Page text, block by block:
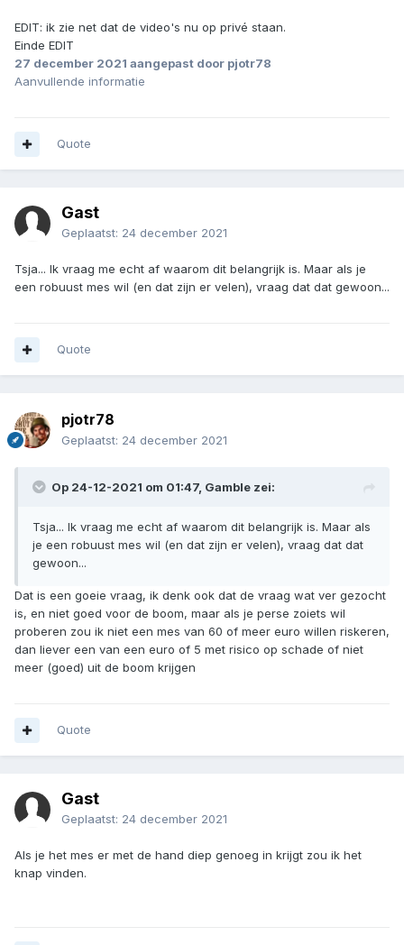
EDIT: ik zie net dat de video's nu op privé staan.
Einde EDIT
27 december 2021 aangepast door pjotr78
Aanvullende informatie
Quote
Gast
Geplaatst: 24 december 2021
Tsja... Ik vraag me echt af waarom dit belangrijk is. Maar als je
een robuust mes wil (en dat zijn er velen), vraag dat dat gewoon...
Quote
pjotr78
Geplaatst: 24 december 2021
Op 24-12-2021 om 01:47, Gamble zei:
Tsja... Ik vraag me echt af waarom dit belangrijk is. Maar als
je een robuust mes wil (en dat zijn er velen), vraag dat dat
gewoon...
Dat is een goeie vraag, ik denk ook dat de vraag wat ver gezocht
is, en niet goed voor de boom, maar als je perse zoiets wil
proberen zou ik niet een mes van 60 of meer euro willen riskeren,
dan liever een van een euro of 5 met risico op schade of niet
meer (goed) uit de boom krijgen
Quote
Gast
Geplaatst: 24 december 2021
Als je het mes er met de hand diep genoeg in krijgt zou ik het
knap vinden.